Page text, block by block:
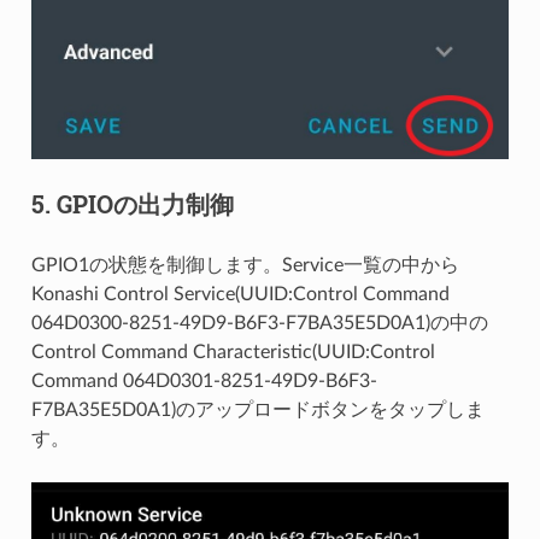
5. GPIOの出力制御
GPIO1の状態を制御します。Service一覧の中から
Konashi Control Service(UUID:Control Command
064D0300-8251-49D9-B6F3-F7BA35E5D0A1)の中の
Control Command Characteristic(UUID:Control
Command 064D0301-8251-49D9-B6F3-
F7BA35E5D0A1)のアップロードボタンをタップしま
す。